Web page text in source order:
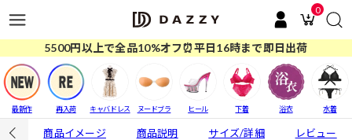
0
5500円以上で全品10%オフ⏰平日16時まで即日出荷
最新作 再入荷 キャバドレス ヌードブラ ヒール 下着 浴衣 水着
商品イメージ 商品説明 サイズ/詳細 レビュー